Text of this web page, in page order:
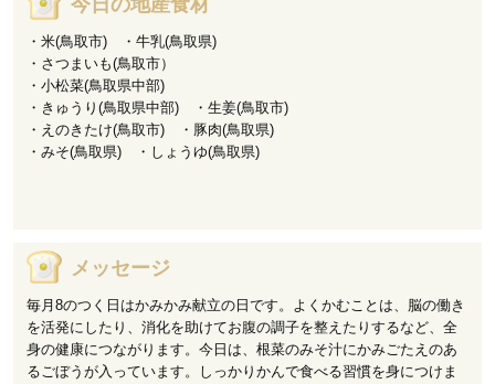
今日の地産食材
・米(鳥取市) ・牛乳(鳥取県)
・さつまいも(鳥取市）
・小松菜(鳥取県中部)
・きゅうり(鳥取県中部) ・生姜(鳥取市)
・えのきたけ(鳥取市) ・豚肉(鳥取県)
・みそ(鳥取県) ・しょうゆ(鳥取県)
メッセージ
毎月8のつく日はかみかみ献立の日です。よくかむことは、脳の働き
を活発にしたり、消化を助けてお腹の調子を整えたりするなど、全
身の健康につながります。今日は、根菜のみそ汁にかみごたえのあ
るごぼうが入っています。しっかりかんで食べる習慣を身につけま